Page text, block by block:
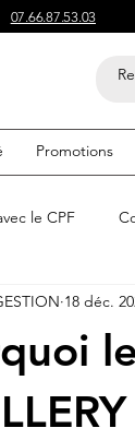
07.66.87.53.03
Promotions
le CPF
pour
Acheter du
18 déc.